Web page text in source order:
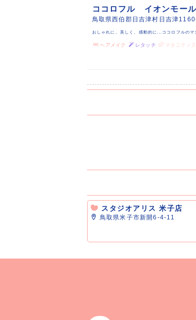
ココロフル イオンモー
鳥取県西伯郡日吉津村日吉津
おしゃれに、美しく、感動的に...ココロフルのマ
ヘアメイク レタッチ マタニティヌ
スタジオアリス 米子店
鳥取県米子市新開6-4-11